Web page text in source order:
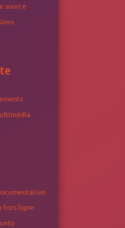
source
hors ligne